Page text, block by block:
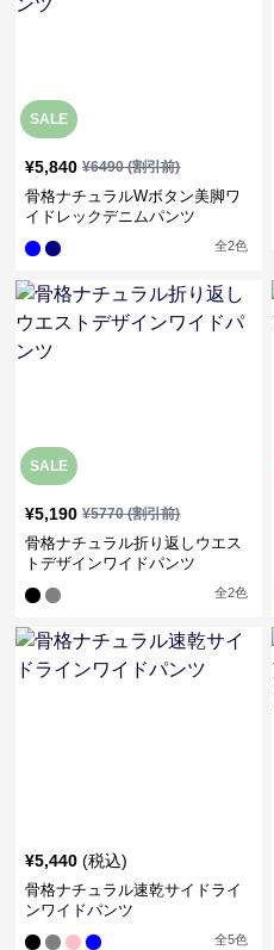
SALE
¥5,840 ¥6490(割引前)
骨格ナチュラルWボタン美脚ワ
イドレックデニムパンツ
全2色
SALE
¥5,190 ¥5770(割引前)
骨格ナチュラル折り返しウエス
トデザインワイドパンツ
全2色
¥5,440 (税込)
骨格ナチュラル速乾サイドライ
ンワイドパンツ
全5色